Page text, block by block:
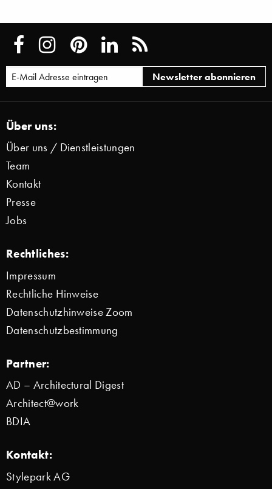
Über uns:
Über uns / Dienstleistungen
Team
Kontakt
Presse
Jobs
Rechtliches:
Impressum
Rechtliche Hinweise
Datenschutzhinweise Zoom
Datenschutzbestimmung
Partner:
AD – Architectural Digest
Architect@work
BDIA
Kontakt:
Stylepark AG